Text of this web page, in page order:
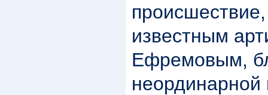
известным
Ефремовым,
неординарной